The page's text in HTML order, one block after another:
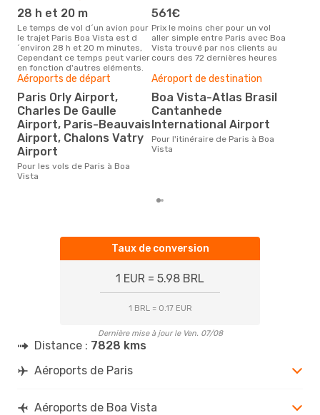
BVB - PAR
Lun. 17 Août- Lun. 24 Août
LATAM Airlines1 Escale
PAR- BVB
LATAM Airlines2 Escales
BVB- PAR
28 h et 20 m
Le temps de vol d´un avion pour
le trajet Paris Boa Vista est d
´environ 28 h et 20 m minutes,
Cependant ce temps peut varier
en fonction d'autres eléments.
561€
Prix le moins cher pour un vol
aller simple entre Paris avec Boa
Vista trouvé par nos clients au
cours des 72 dernières heures
Aéroports de départ
Paris Orly Airport,
Charles De Gaulle
Airport, Paris-Beauvais
Airport, Chalons Vatry
Airport
Pour les vols de Paris à Boa
Vista
Aéroport de destination
Boa Vista-Atlas Brasil
Cantanhede
International Airport
Pour l'itinéraire de Paris à Boa
Vista
Taux de conversion
1 EUR = 5.98 BRL
1 BRL = 0.17 EUR
Dernière mise à jour le Ven. 07/08
Distance : 7828 kms
Aéroports de Paris
Aéroports de Boa Vista